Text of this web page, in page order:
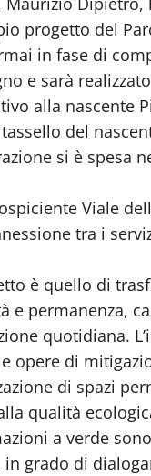
progetto del
in fase di
e sarà
alla nascente
del
si è spesa
Viale
tra i
è quello di
e permanenza,
quotidiana.
opere di
di spazi
qualità
a verde
grado di